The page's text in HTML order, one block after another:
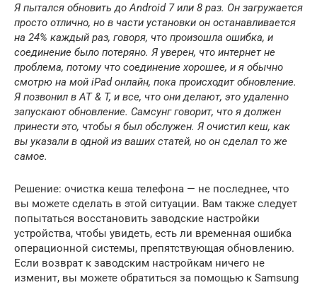
Я пытался обновить до Android 7 или 8 раз. Он загружается
просто отлично, но в части установки он останавливается
на 24% каждый раз, говоря, что произошла ошибка, и
соединение было потеряно. Я уверен, что интернет не
проблема, потому что соединение хорошее, и я обычно
смотрю на мой iPad онлайн, пока происходит обновление.
Я позвонил в AT & T, и все, что они делают, это удаленно
запускают обновление. Самсунг говорит, что я должен
принести это, чтобы я был обслужен. Я очистил кеш, как
вы указали в одной из ваших статей, но он сделал то же
самое.
Решение: очистка кеша телефона — не последнее, что
вы можете сделать в этой ситуации. Вам также следует
попытаться восстановить заводские настройки
устройства, чтобы увидеть, есть ли временная ошибка
операционной системы, препятствующая обновлению.
Если возврат к заводским настройкам ничего не
изменит, вы можете обратиться за помощью к Samsung